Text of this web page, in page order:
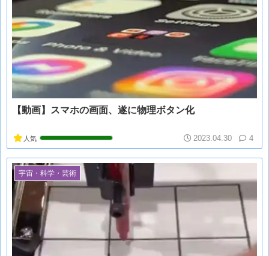
【動画】スマホの画面、遂に物理ボタン化
人気 2023.04.30 4
宇宙・科学・芸術